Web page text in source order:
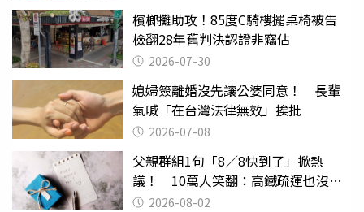
檳榔攤助攻！85度C騎樓擺桌椅被告
檢翻28年舊判決認證非竊佔
2026-07-30
媳婦簽離婚沒先讓公婆同意！ 長輩
氣喊「在台灣法律無效」挨批
2026-07-08
父親群組1句「8／8快到了」掀熱
議！ 10萬人笑翻：高鐵疏運也沒列
父親節
2026-08-02